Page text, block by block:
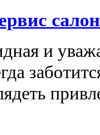
и